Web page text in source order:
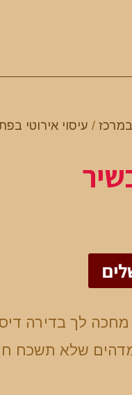
במרכז / עיסוי אירוטי
מחכה לך בדירה
שלא תשכח